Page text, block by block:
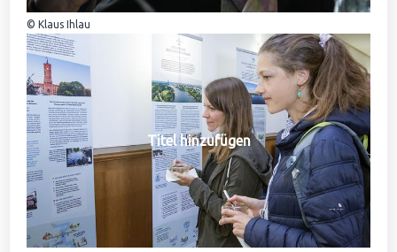
© Klaus Ihlau
Titel hinzufügen